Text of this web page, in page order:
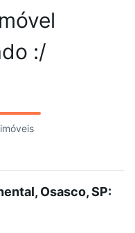
:/
Osasco, SP: